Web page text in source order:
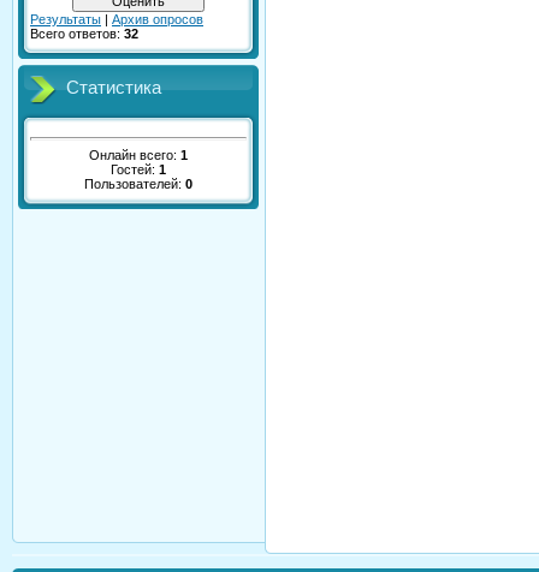
Результаты | Архив опросов
Всего ответов: 32
Статистика
Онлайн всего: 1
Гостей: 1
Пользователей: 0